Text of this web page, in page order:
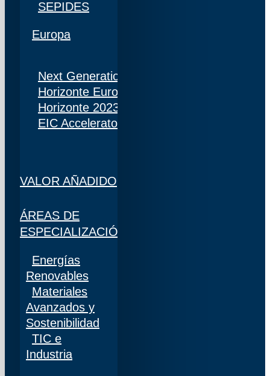
SEPIDES
Europa
Next Generation
Horizonte Europa
Horizonte 2023
EIC Accelerator
VALOR AÑADIDO
ÁREAS DE
ESPECIALIZACIÓN
Energías
Renovables
Materiales
Avanzados y
Sostenibilidad
TIC e
Industria